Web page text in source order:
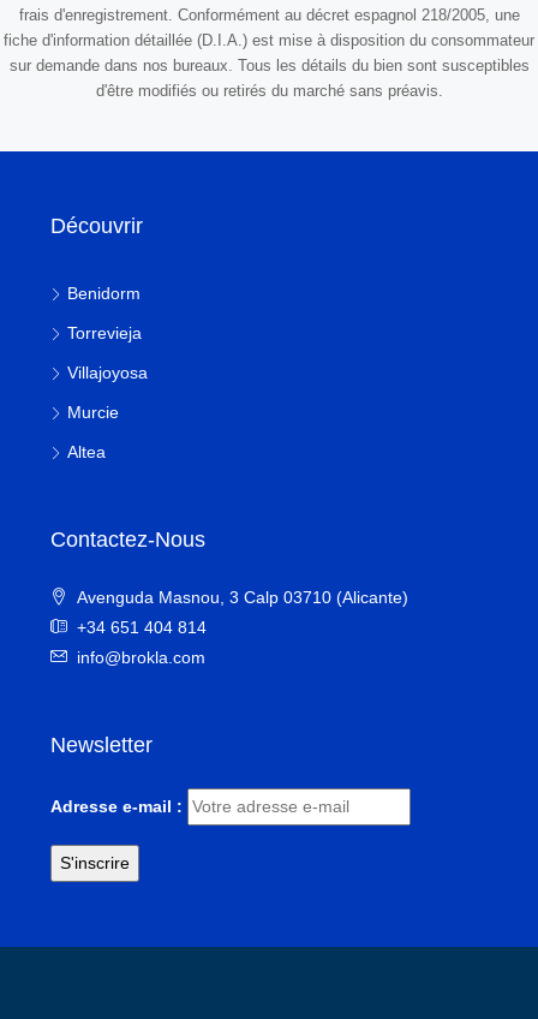
frais d'enregistrement. Conformément au décret espagnol 218/2005, une
fiche d'information détaillée (D.I.A.) est mise à disposition du consommateur
sur demande dans nos bureaux. Tous les détails du bien sont susceptibles
d'être modifiés ou retirés du marché sans préavis.
Découvrir
Benidorm
Torrevieja
Villajoyosa
Murcie
Altea
Contactez-Nous
Avenguda Masnou, 3 Calp 03710 (Alicante)
+34 651 404 814
info@brokla.com
Newsletter
Adresse e-mail :